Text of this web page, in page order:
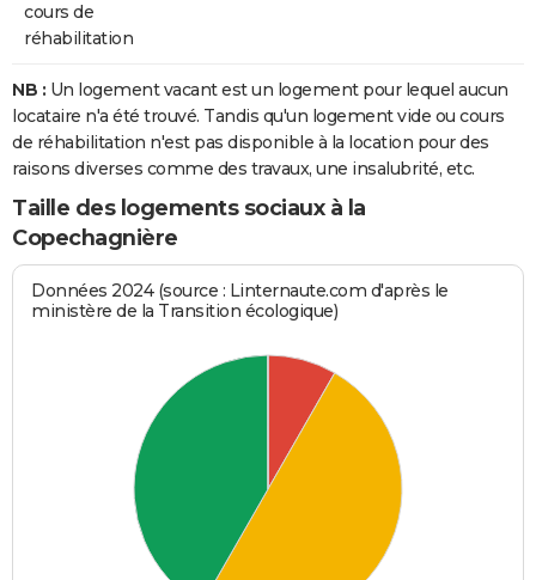
cours de
réhabilitation
NB : Un logement vacant est un logement pour lequel aucun
locataire n'a été trouvé. Tandis qu'un logement vide ou cours
de réhabilitation n'est pas disponible à la location pour des
raisons diverses comme des travaux, une insalubrité, etc.
Taille des logements sociaux à la
Copechagnière
Données 2024 (source : Linternaute.com d'après le
ministère de la Transition écologique)